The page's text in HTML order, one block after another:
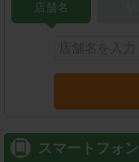
店舗名
スマートフォン